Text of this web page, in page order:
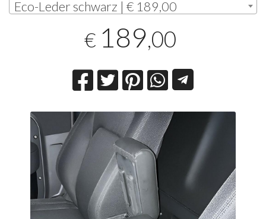
Eco-Leder schwarz | € 189,00
€ 189,00